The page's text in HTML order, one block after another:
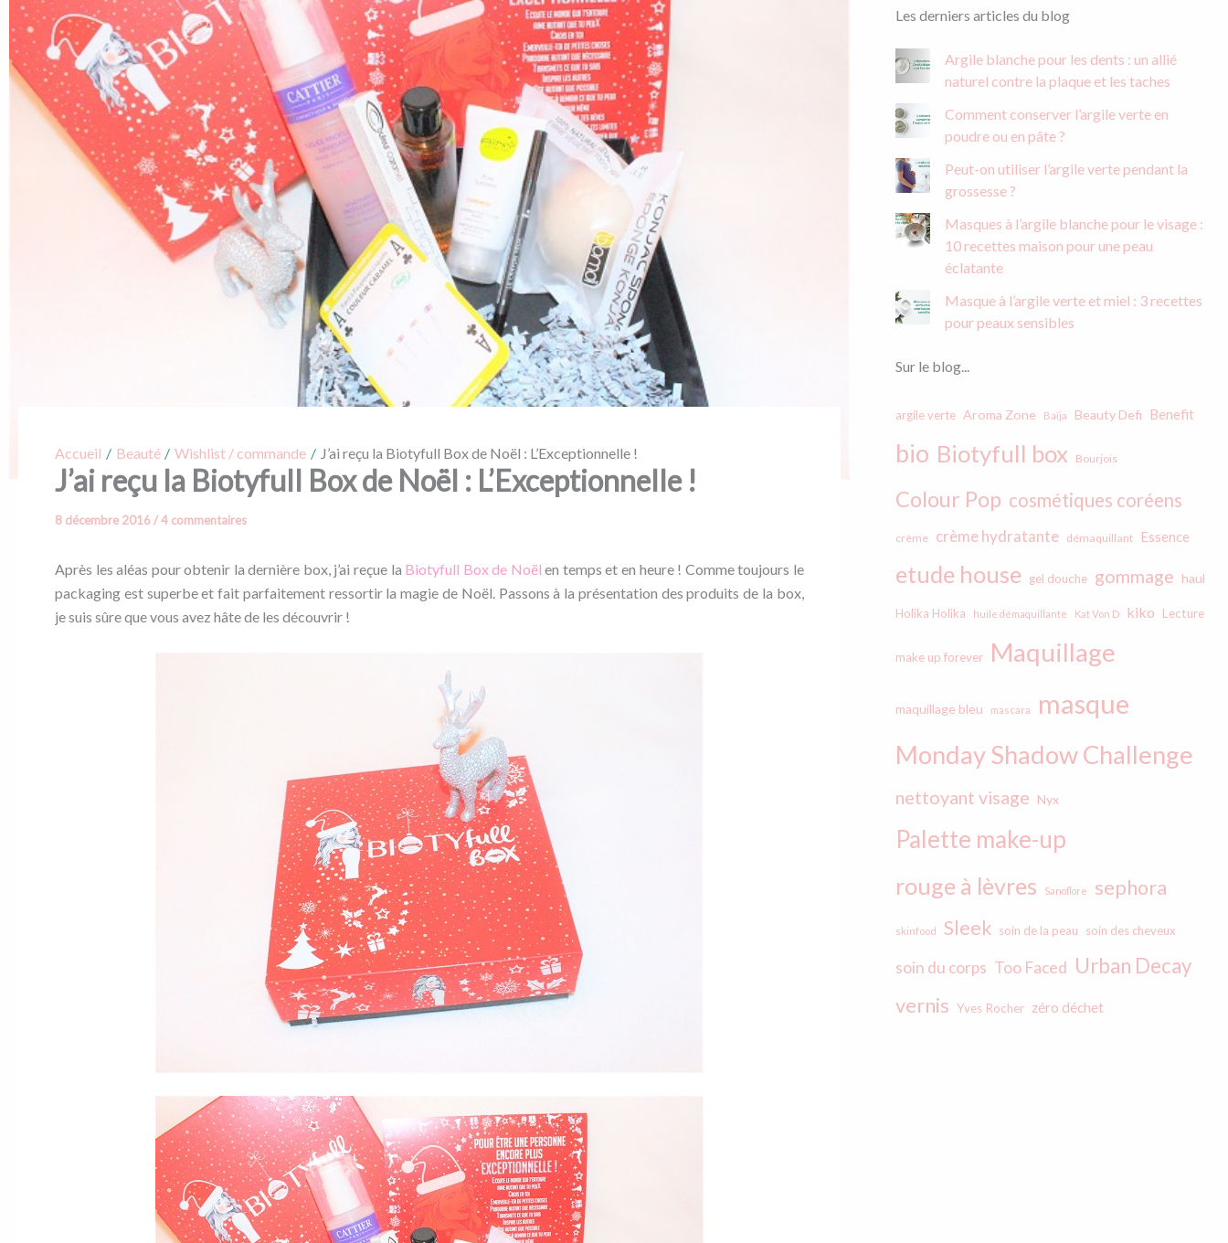
Accueil Beauté Wishlist / commande J’ai reçu la Biotyfull Box de Noël : L’Exceptionnelle !
J’ai reçu la Biotyfull Box de Noël : L’Exceptionnelle !
8 décembre 2016/4 commentaires
Après les aléas pour obtenir la dernière box, j’ai reçue la Biotyfull Box de Noël en temps et en heure ! Comme toujours le
packaging est superbe et fait parfaitement ressortir la magie de Noël. Passons à la présentation des produits de la box,
je suis sûre que vous avez hâte de les découvrir !
h
r
c
h
e
r
:
Les derniers articles du blog
Argile blanche pour les dents : un allié
naturel contre la plaque et les taches
Comment conserver l’argile verte en
poudre ou en pâte ?
Peut-on utiliser l’argile verte pendant la
grossesse ?
Masques à l’argile blanche pour le visage :
10 recettes maison pour une peau
éclatante
Masque à l’argile verte et miel : 3 recettes
pour peaux sensibles
Sur le blog...
argile verte Aroma Zone Baïja Beauty Defi Benefit
bio Biotyfull box Bourjois
Colour Pop cosmétiques coréens
crème crème hydratante démaquillant Essence
etude house gel douche gommage haul
Holika Holika huile démaquillante Kat Von D kiko Lecture
make up forever Maquillage
maquillage bleu mascara masque
Monday Shadow Challenge
nettoyant visage Nyx
Palette make-up
rouge à lèvres Sanoflore sephora
skinfood Sleek soin de la peau soin des cheveux
soin du corps Too Faced Urban Decay
vernis Yves Rocher zéro déchet